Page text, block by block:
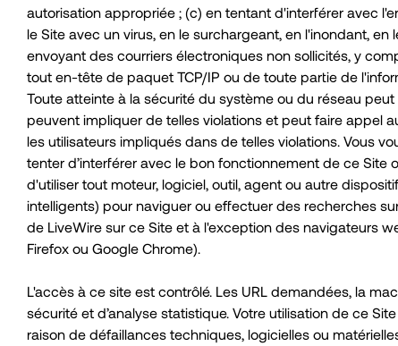
autorisation appropriée ; (c) en tentant d'interférer avec
le Site avec un virus, en le surchargeant, en l'inondant,
envoyant des courriers électroniques non sollicités, y
tout en-tête de paquet TCP/IP ou de toute partie de
Toute atteinte à la sécurité du système ou du réseau
peuvent impliquer de telles violations et peut faire appel
les utilisateurs impliqués dans de telles violations. Vous
tenter d’interférer avec le bon fonctionnement de ce Site
d'utiliser tout moteur, logiciel, outil, agent ou autre
intelligents) pour naviguer ou effectuer des recherches
de LiveWire sur ce Site et à l'exception des navigateurs
Firefox ou Google Chrome).
L'accès à ce site est contrôlé. Les URL demandées, la
sécurité et d’analyse statistique. Votre utilisation de ce
raison de défaillances techniques, logicielles ou